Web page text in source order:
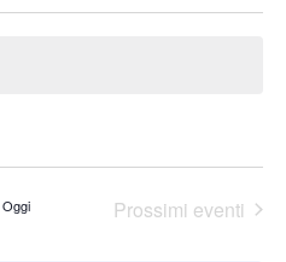
Oggi Prossimi eventi